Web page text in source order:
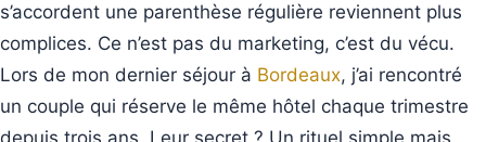
s’accordent une parenthèse régulière reviennent plus
complices. Ce n’est pas du marketing, c’est du vécu.
Lors de mon dernier séjour à Bordeaux, j’ai rencontré
un couple qui réserve le même hôtel chaque trimestre